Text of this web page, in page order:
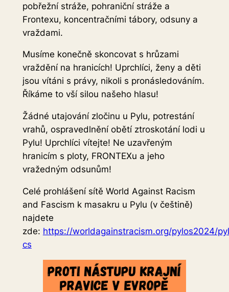
pobřežní stráže, pohraniční stráže a
Frontexu, koncentračními tábory, odsuny a
vraždami.
Musíme konečně skoncovat s hrůzami
vraždění na hranicích! Uprchlíci, ženy a děti
jsou vítáni s právy, nikoli s pronásledováním.
Říkáme to vší silou našeho hlasu!
Žádné utajování zločinu u Pylu, potrestání
vrahů, ospravedlnění obětí ztroskotání lodi u
Pylu! Uprchlíci vítejte! Ne uzavřeným
hranicím s ploty, FRONTEXu a jeho
vražedným odsunům!
Celé prohlášení sítě World Against Racism
and Fascism k masakru u Pylu (v češtině)
najdete
zde: https://worldagainstracism.org/pylos2024/
cs